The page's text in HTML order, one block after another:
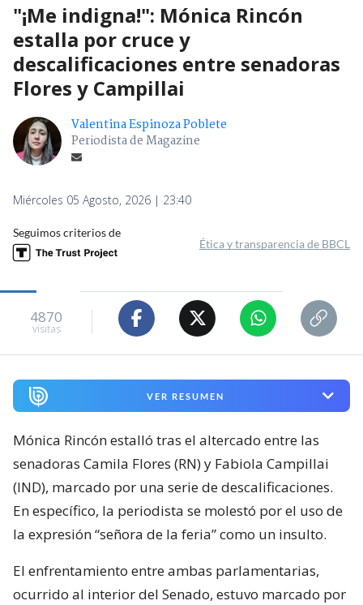
"¡Me indigna!": Mónica Rincón
estalla por cruce y
descalificaciones entre senadoras
Flores y Campillai
Valentina Espinoza Poblete
Periodista de Magazine
Miércoles 05 Agosto, 2026 | 23:40
Seguimos criterios de
Ética y transparencia de BBCL
4870
visitas
VER RESUMEN
Mónica Rincón estalló tras el altercado entre las
senadoras Camila Flores (RN) y Fabiola Campillai
(IND), marcado por una serie de descalificaciones.
En específico, la periodista se molestó por el uso de
la expresión “señora de la feria” como un insulto.
El enfrentamiento entre ambas parlamentarias,
ocurrido al interior del Senado, estuvo marcado por